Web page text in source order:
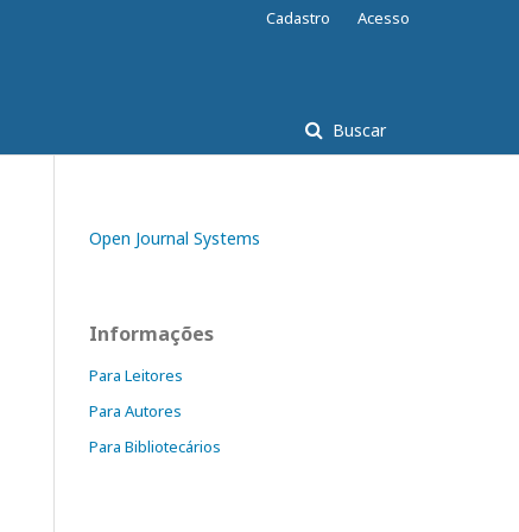
Buscar
Cadastro Acesso
Open Journal Systems
Informações
Para Leitores
Para Autores
Para Bibliotecários